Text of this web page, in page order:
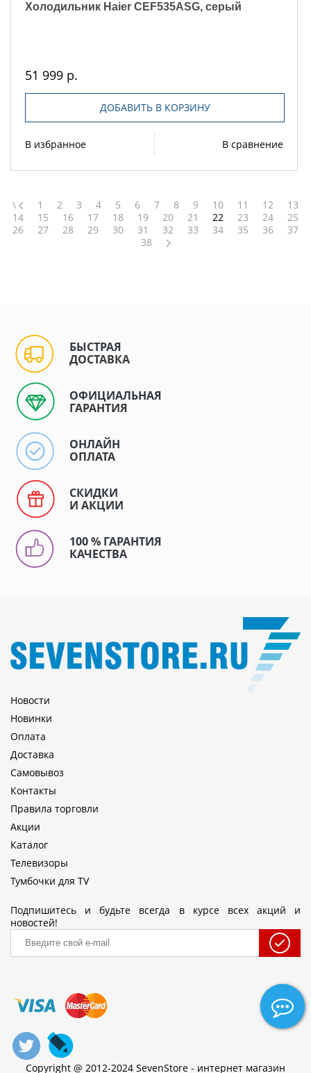
Холодильник Haier CEF535ASG, серый
51 999 р.
ДОБАВИТЬ В КОРЗИНУ
В избранное В сравнение
\ 1 2 3 4 5 6 7 8 9 10 11 12
13
14
15 16 17 18 19 20 21 22 23 24
25
26
27 28 29 30 31 32 33 34 35 36
37
38
БЫСТРАЯ
ДОСТАВКА
ОФИЦИАЛЬНАЯ
ГАРАНТИЯ
ОНЛАЙН
ОПЛАТА
СКИДКИ
И АКЦИИ
100 % ГАРАНТИЯ
КАЧЕСТВА
Новости
Новинки
Оплата
Доставка
Самовывоз
Контакты
Правила торговли
Акции
Каталог
Телевизоры
Тумбочки для TV
Подпишитесь и будьте всегда в курсе всех акций и
новостей!
Copyright @ 2012-2024 SevenStore - интернет магазин